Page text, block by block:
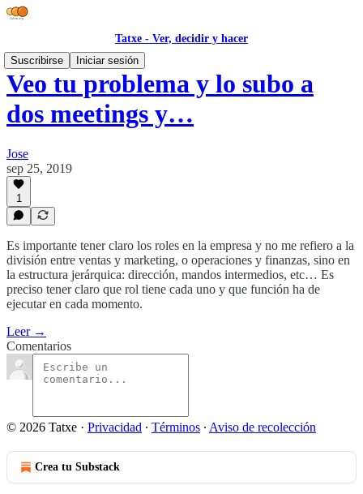
Tatxe - Ver, decidir y hacer
Suscribirse
Iniciar sesión
Veo tu problema y lo subo a
dos meetings y…
Jose
sep 25, 2019
1
Es importante tener claro los roles en la empresa y no me refiero a la
división entre ventas y marketing, o operaciones y finanzas, sino en
la estructura jerárquica: dirección, mandos intermedios, etc… Es
preciso tener claro que rol tiene cada uno y que función ha de
ejecutar en cada momento.
Leer →
Comentarios
© 2026 Tatxe · Privacidad ∙ Términos ∙ Aviso de recolección
Crea tu Substack